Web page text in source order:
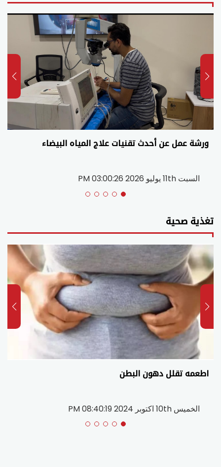
ختام متميز للدورة الثانية للمؤتمر الدولي حول اللغات
الاربعاء 20th مايو 2026 07:41:42 PM
تغذية صحية
5 أخطاء ترتكبها عند تحضير القهوة- تعرف عليها
الخميس 28th ديسمبر 2023 02:11:29 AM